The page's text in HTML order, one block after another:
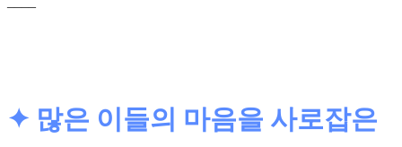
✦ 많은 이들의 마음을 사로잡은